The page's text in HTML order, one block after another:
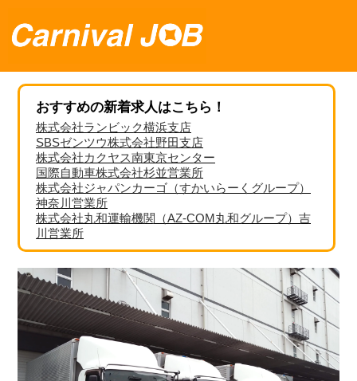
おすすめの新着求人はこちら！
株式会社ランビック横浜支店
SBSゼンツウ株式会社野田支店
株式会社カクヤス南東京センター
国際自動車株式会社杉並営業所
株式会社ジャパンカーゴ（すかいらーくグループ）
神奈川営業所
株式会社丸和運輸機関（AZ-COM丸和グループ）吉
川営業所